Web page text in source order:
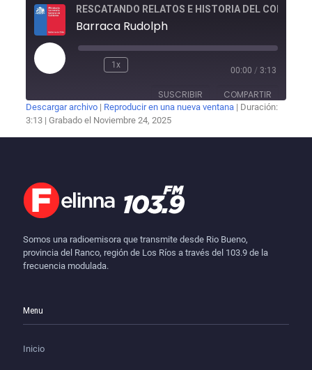
Barraca Rudolph
Reproducir
episodio
Rebobinar
1x
segundos
00:00 / 3:13
SUSCRIBIR COMPARTIR
INCRUSTAR
Descargar archivo| Reproducir en una nueva ventana| Duración:
3:13| Grabado el Noviembre 24, 2025
Somos una radioemisora que transmite desde Rio Bueno,
provincia del Ranco, región de Los Ríos a través del 103.9 de la
frecuencia modulada.
Menu
Inicio